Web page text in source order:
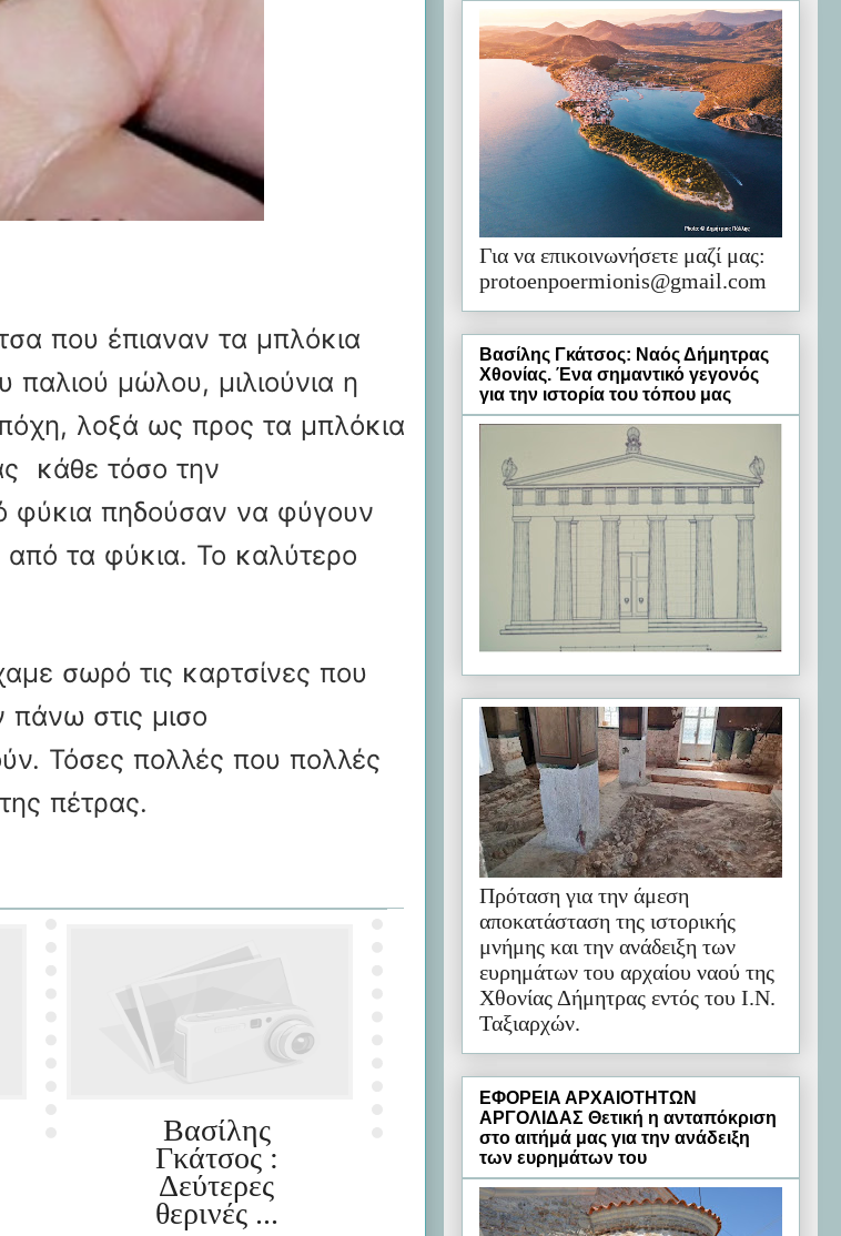
που έπιαναν τα μπλόκια
παλιού μώλου, μιλιούνια η
λοξά ως προς τα μπλόκια
κάθε τόσο την
φύκια πηδούσαν να φύγουν
από τα φύκια. Το καλύτερο
σωρό τις καρτσίνες που
πάνω στις μισο
Τόσες πολλές που πολλές
πέτρας.
Βασίλης
Γκάτσος :
Δεύτερες
θερινές ...
Για να επικοινωνήσετε μαζί μας:
protoenpoermionis@gmail.com
Βασίλης Γκάτσος: Ναός Δήμητρας
Χθονίας. Ένα σημαντικό γεγονός
για την ιστορία του τόπου μας
Πρόταση για την άμεση
αποκατάσταση της ιστορικής
μνήμης και την ανάδειξη των
ευρημάτων του αρχαίου ναού της
Χθονίας Δήμητρας εντός του Ι.Ν.
Ταξιαρχών.
ΕΦΟΡΕΙΑ ΑΡΧΑΙΟΤΗΤΩΝ
ΑΡΓΟΛΙΔΑΣ Θετική η ανταπόκριση
στο αιτήμά μας για την ανάδειξη
των ευρημάτων του